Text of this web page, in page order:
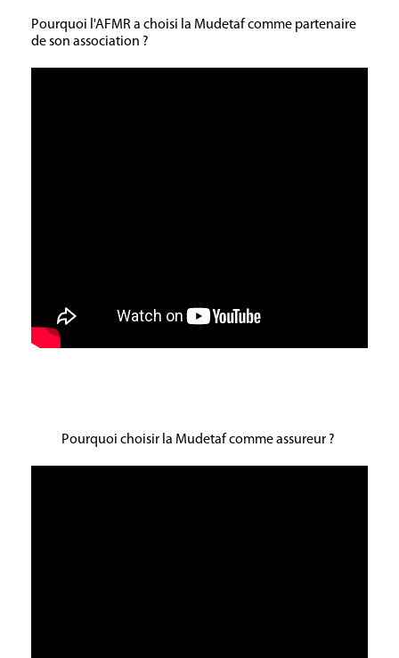
Pourquoi l'AFMR a choisi la Mudetaf comme partenaire
de son association ?
Pourquoi choisir la Mudetaf comme assureur ?